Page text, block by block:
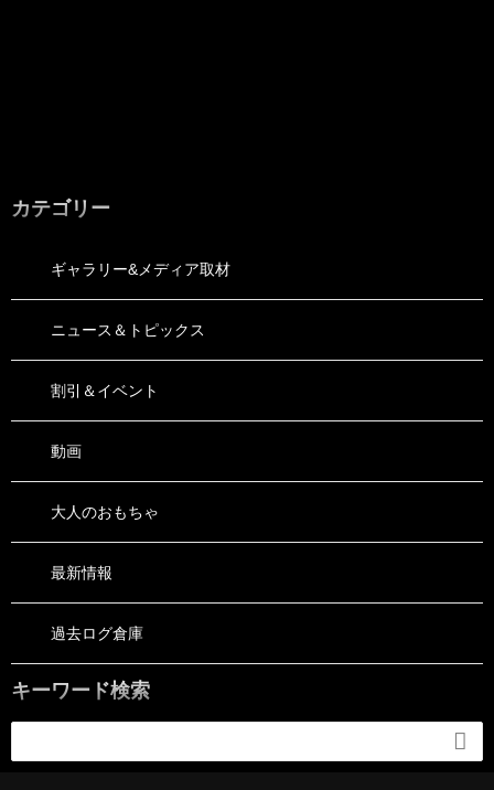
カテゴリー
ギャラリー&メディア取材
ニュース＆トピックス
割引＆イベント
動画
大人のおもちゃ
最新情報
過去ログ倉庫
キーワード検索
